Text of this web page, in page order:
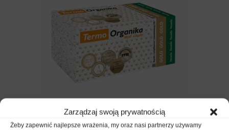
Zarządzaj swoją prywatnością
Żeby zapewnić najlepsze wrażenia, my oraz nasi partnerzy używamy
Termo Organika GOLD fasada (0.038) - 20 cm